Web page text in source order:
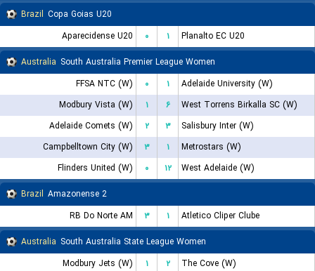
Brazil Copa Goias U20
Aparecidense U20
۰ ۱
Planalto EC U20
Australia South Australia Premier League Women
FFSA NTC (W)
۰ ۱
Adelaide University (W)
Modbury Vista (W)
۱ ۶
West Torrens Birkalla SC (W)
Adelaide Comets (W)
۲ ۳
Salisbury Inter (W)
Campbelltown City (W)
۳ ۱
Metrostars (W)
Flinders United (W)
۰ ۱۲
West Adelaide (W)
Brazil Amazonense 2
RB Do Norte AM
۳ ۱
Atletico Cliper Clube
Australia South Australia State League Women
Modbury Jets (W)
۱ ۲
The Cove (W)